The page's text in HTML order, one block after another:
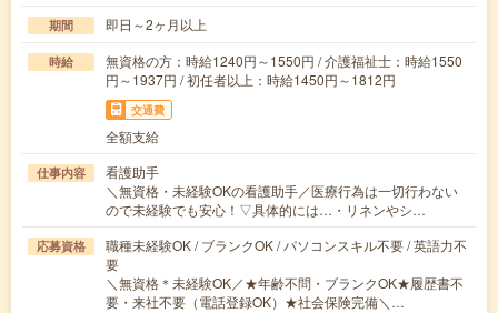
期間 即日～2ヶ月以上
時給
無資格の方：時給1240円～1550円 / 介護福祉士：時給1550
円～1937円 / 初任者以上：時給1450円～1812円
交通費
全額支給
仕事内容
看護助手
＼無資格・未経験OKの看護助手／医療行為は一切行わない
ので未経験でも安心！▽具体的には…・リネンやシ…
応募資格
職種未経験OK / ブランクOK / パソコンスキル不要 / 英語力不
要
＼無資格＊未経験OK／★年齢不問・ブランクOK★履歴書不
要・来社不要（電話登録OK）★社会保険完備＼…